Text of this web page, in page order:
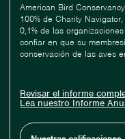
American Bird
100% de Charity
0,1% de las
confiar en que su
conservación de las aves
Revisar el informe
Lea nuestro Informe